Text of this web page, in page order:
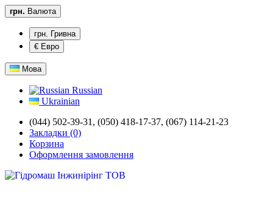
грн. Валюта
грн. Гривна
€ Евро
Мова
Russian
Ukrainian
(044) 502-39-31, (050) 418-17-37, (067) 114-21-23
Закладки (0)
Корзина
Оформлення замовлення